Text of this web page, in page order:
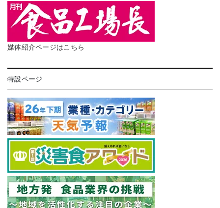
媒体紹介ページはこちら
特設ページ